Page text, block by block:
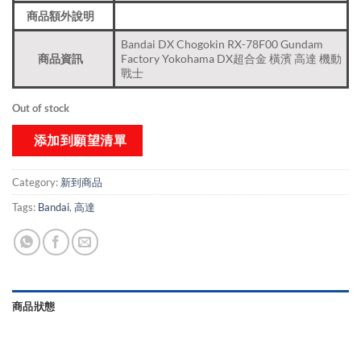
商品額外說明
商品資訊
Bandai DX Chogokin RX-78F00 Gundam
Factory Yokohama DX超合金 橫濱 高達 機動
戰士
Out of stock
添加到願望清單
Category: 新到商品​
Tags: Bandai, 高達
商品狀態